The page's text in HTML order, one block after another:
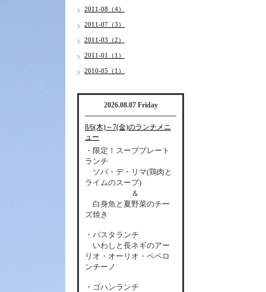
2011-08（4）
2011-07（3）
2011-03（2）
2011-01（1）
2010-05（1）
2026.08.07 Friday
8/6(木)～7(金)のランチメニ
ュー
・限定！スーププレート
ランチ
ソパ・デ・リマ(鶏肉と
ライムのスープ)
＆
白身魚と夏野菜のチー
ズ焼き
・パスタランチ
いわしと長ネギのアー
リオ・オーリオ・ペペロ
ンチーノ
・ゴハンランチ